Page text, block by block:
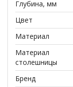
Глубина, мм
Цвет
Материал
Материал
столешницы
Бренд